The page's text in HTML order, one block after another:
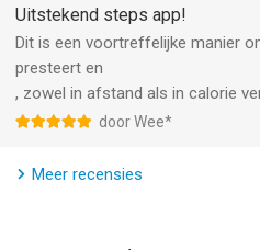
• Amazfit
• En nog veel meer
BLIJF GEMOTIVEERD
Ik ben nu 92 jaar en behoorlijk ziek
Nu wil ik iedere dag minstens
haal ik dat heel ruim. De
hulp.
Uitstekend steps app!
Dit is een voortreffelijke manier
presteert en
, zowel in afstand als in calorie
door Wee*
Meer recensies